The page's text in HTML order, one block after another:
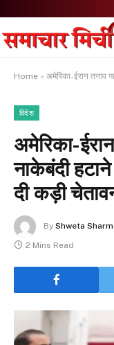
Home » अमेरिका-ईरान तनाव
विदेश
अमेरिका-
नाकेबंदी
दी कड़ी
By Shweta
2 Mins Read